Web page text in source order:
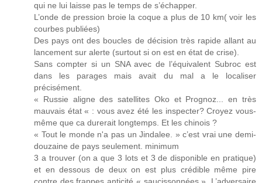
qui ne lui laisse pas le temps de s’échapper.
L’onde de pression broie la coque a plus de 10 km( voir les
courbes publiées)
Des pays ont des boucles de décision très rapide allant au
lancement sur alerte (surtout si on est en état de crise).
Sans compter si un SNA avec de l’équivalent Subroc est
dans les parages mais avait du mal a le localiser
précisément.
« Russie aligne des satellites Oko et Prognoz... en très
mauvais état « : vous avez été les inspecter? Croyez vous-
même que ca durerait longtemps. Et les chinois ?
« Tout le monde n'a pas un Jindalee. » c’est vrai une demi-
douzaine de pays seulement. minimum
3 a trouver (on a que 3 lots et 3 de disponible en pratique)
et en dessous de deux on est plus crédible même pire